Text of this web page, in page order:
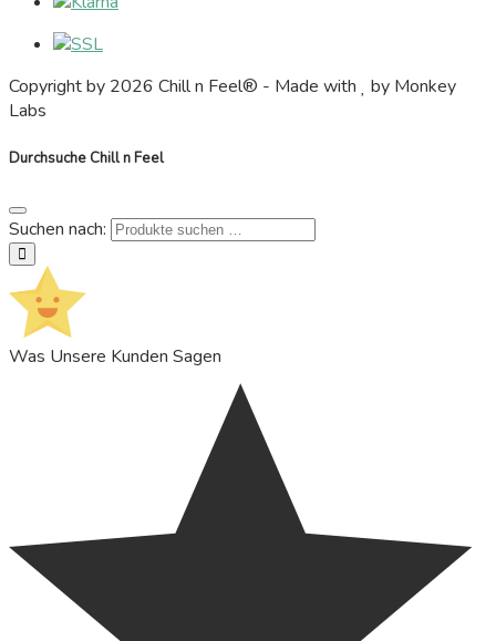
Copyright by 2026 Chill n Feel® - Made with
by Monkey
Labs
Durchsuche Chill n Feel
Suchen nach:
suchen
Was Unsere Kunden Sagen